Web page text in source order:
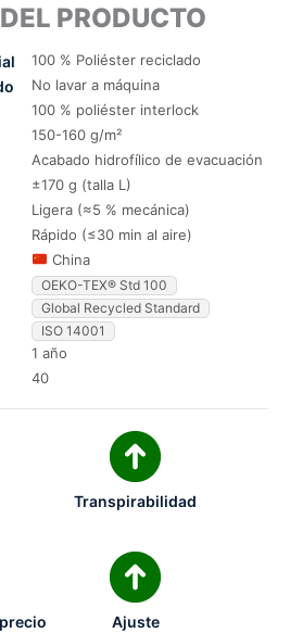
PRODUCTO
100 % Poliéster reciclado
No lavar a máquina
100 % poliéster interlock
150-160 g/m²
Acabado hidrofílico de evacuación
±170 g (talla L)
Ligera (≈5 % mecánica)
Rápido (≤30 min al aire)
China
OEKO-TEX® Std 100
Global Recycled Standard
ISO 14001
1 año
40
Transpirabilidad
Ajuste